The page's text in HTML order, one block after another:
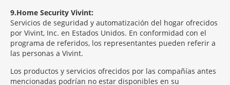
9 Home Security Vivint:
Servicios de seguridad y automatización del hogar ofrecidos
por Vivint, Inc. en Estados Unidos. En conformidad con el
programa de referidos, los representantes pueden referir a
las personas a Vivint.
Los productos y servicios ofrecidos por las compañías antes
mencionadas podrían no estar disponibles en su